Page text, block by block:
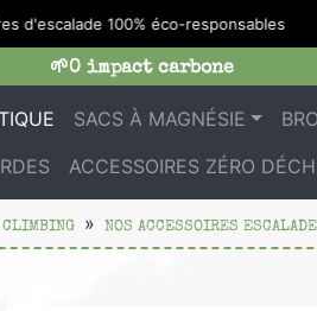
100% éco-responsables
🌱0 impact carbone
SACS À MAGNÉSIE
ACCESSOIRES ZÉRO
NOS ACCESSOIRES